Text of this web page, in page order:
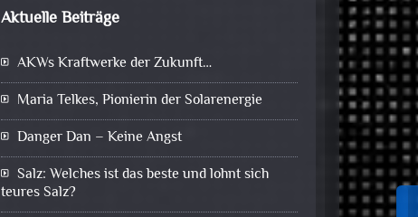
Aktuelle Beiträge
AKWs Kraftwerke der Zukunft…
Maria Telkes, Pionierin der Solarenergie
Danger Dan – Keine Angst
Salz: Welches ist das beste und lohnt sich
teures Salz?